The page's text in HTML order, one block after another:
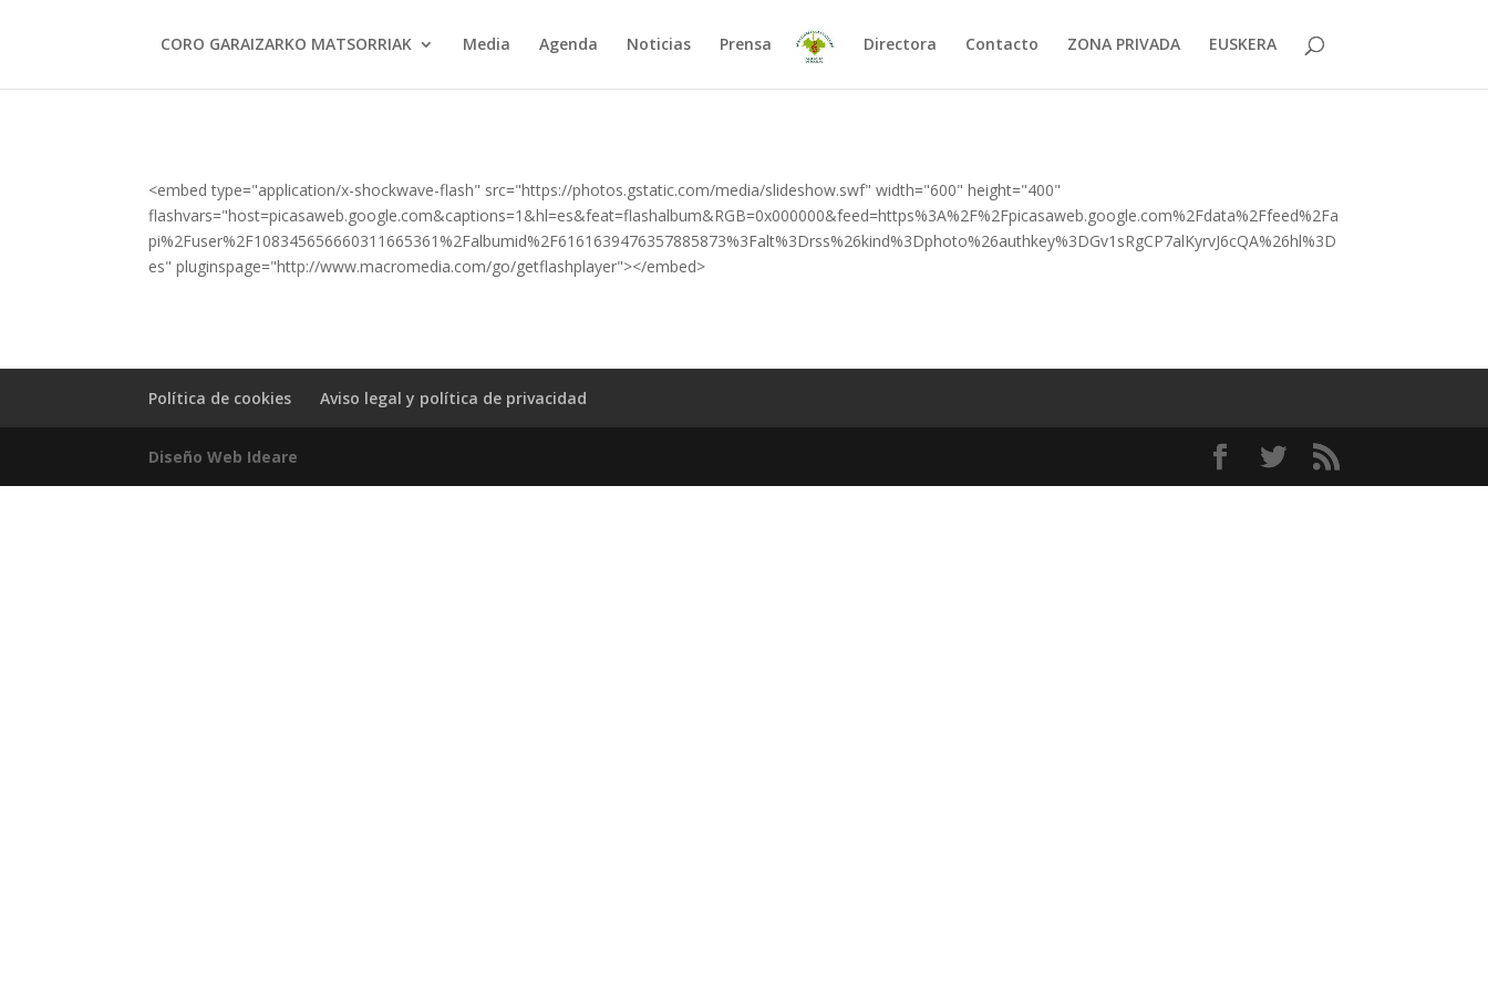
CORO GARAIZARKO MATSORRIAK Media Agenda Noticias Prensa Directora Contacto ZONA PRIVADA EUSKERA
<embed type="application/x-shockwave-flash" src="https://photos.gstatic.com/media/slideshow.swf" width="600" height="400"
flashvars="host=picasaweb.google.com&captions=1&hl=es&feat=flashalbum&RGB=0x000000&feed=https%3A%2F%2Fpicasaweb.google.com%2Fdata%2Ffeed%2Fa
pi%2Fuser%2F108345656660311665361%2Falbumid%2F6161639476357885873%3Falt%3Drss%26kind%3Dphoto%26authkey%3DGv1sRgCP7alKyrvJ6cQA%26hl%3D
es" pluginspage="http://www.macromedia.com/go/getflashplayer"></embed>
Política de cookies Aviso legal y política de privacidad
Diseño Web Ideare